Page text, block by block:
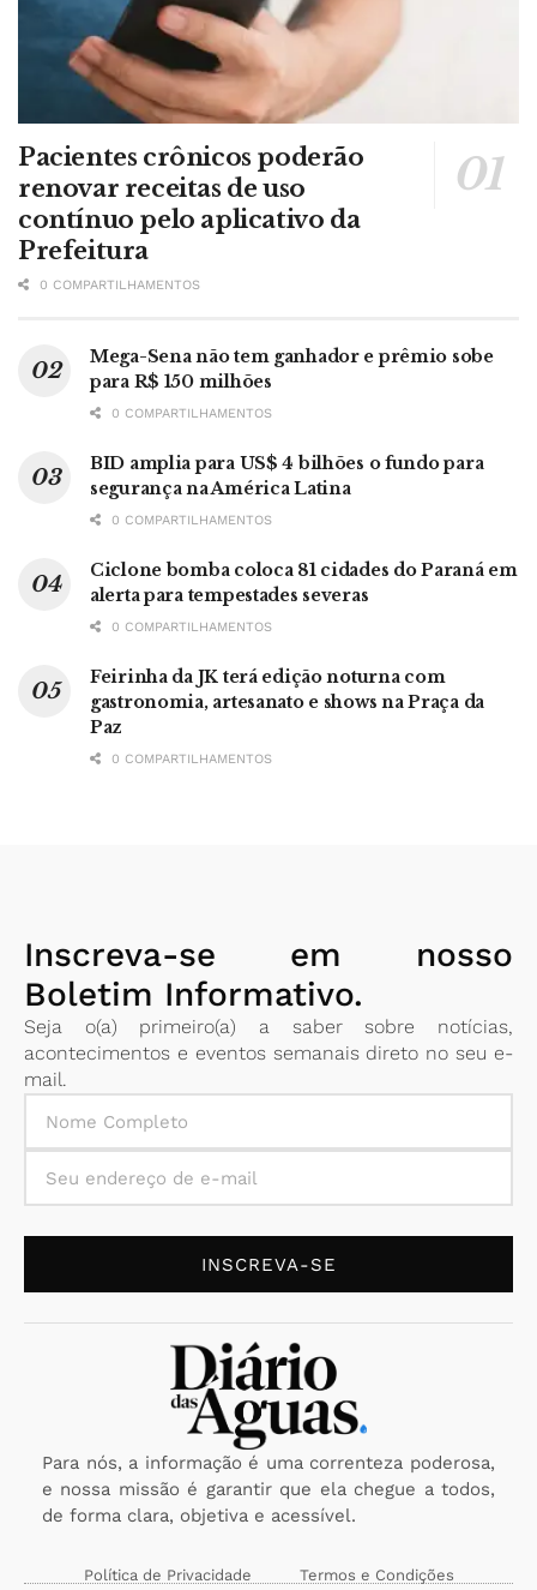
Pacientes crônicos poderão
renovar receitas de uso
contínuo pelo aplicativo da
Prefeitura
0 COMPARTILHAMENTOS
Mega-Sena não tem ganhador e prêmio sobe
para R$ 150 milhões
0 COMPARTILHAMENTOS
BID amplia para US$ 4 bilhões o fundo para
segurança na América Latina
0 COMPARTILHAMENTOS
Ciclone bomba coloca 81 cidades do Paraná em
alerta para tempestades severas
0 COMPARTILHAMENTOS
Feirinha da JK terá edição noturna com
gastronomia, artesanato e shows na Praça da
Paz
0 COMPARTILHAMENTOS
Inscreva-se em nosso
Boletim Informativo.
Seja o(a) primeiro(a) a saber sobre notícias,
acontecimentos e eventos semanais direto no seu e-
mail.
INSCREVA-SE
Para nós, a informação é uma correnteza poderosa,
e nossa missão é garantir que ela chegue a todos,
de forma clara, objetiva e acessível.
Política de Privacidade Termos e Condições